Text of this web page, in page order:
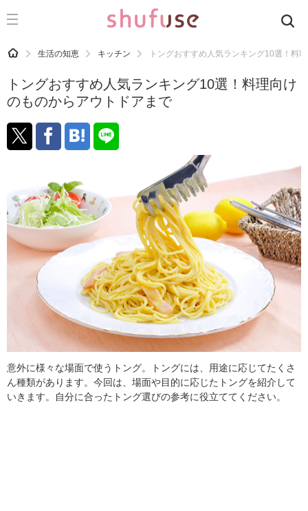
CATEGORY 記事カテゴリ
運気
洗濯
生活の知恵
掃除
マナー
趣味
食材辞典
おすすめ
HOME 生活の知恵 キッチン トングおすすめ人気ランキング10選！料
トングおすすめ人気ランキング10選！料理向け
のものからアウトドアまで
意外に様々な場面で使うトング。トングには、用途に応じてたくさ
ん種類があります。今回は、場面や目的に応じたトングを紹介して
いきます。自分に合ったトング選びの参考に役立ててください。